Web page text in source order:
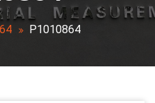
P1010864